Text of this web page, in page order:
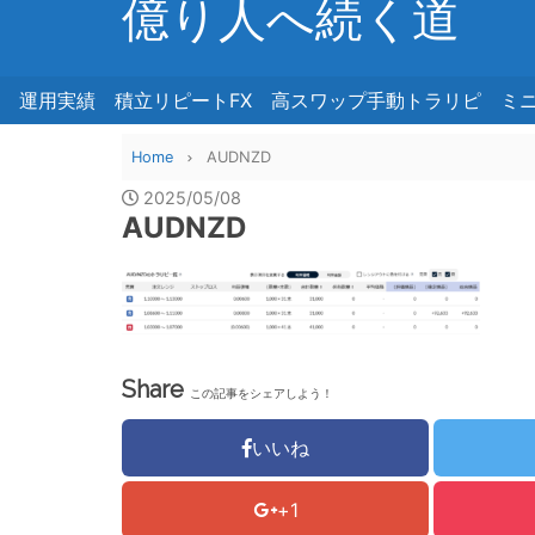
億り人へ続く道
運用実績 積立リピートFX 高スワップ手動トラリピ ミ
Home AUDNZD
2025/05/08
AUDNZD
Share この記事をシェアしよう！
いいね
+1